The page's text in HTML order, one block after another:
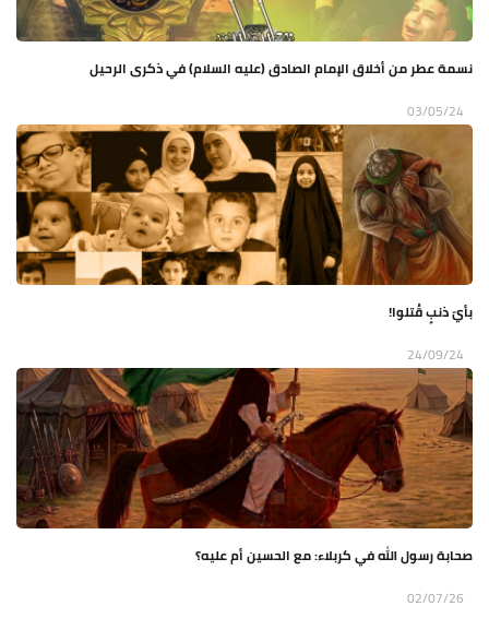
نسمة عطر من أخلاق الإمام الصادق (عليه السلام) في ذكرى الرحيل
03/05/24
بأيّ ذنبٍ قُتلوا!
24/09/24
صحابة رسول الله في كربلاء: مع الحسين أم عليه؟
02/07/26